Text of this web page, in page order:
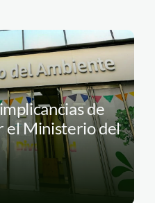
de
el Ministerio del